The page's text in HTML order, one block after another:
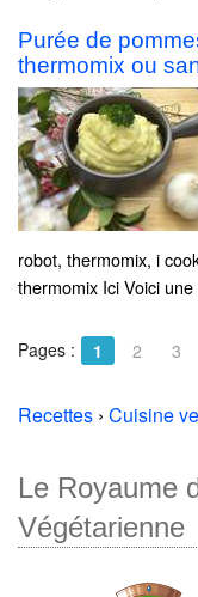
Purée de
thermomix ou
robot, thermomix, i
thermomix Ici Voici
Pages : 1 2 3
Recettes › Cuisine
Le Royaume
Végétarienne